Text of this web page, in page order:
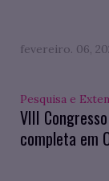
fevereiro. 06,
Pesquisa e
VIII
completa em